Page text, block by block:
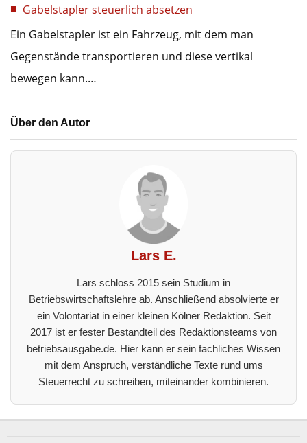
Gabelstapler steuerlich absetzen
Ein Gabelstapler ist ein Fahrzeug, mit dem man
Gegenstände transportieren und diese vertikal
bewegen kann.…
Über den Autor
Lars E.
Lars schloss 2015 sein Studium in
Betriebswirtschaftslehre ab. Anschließend absolvierte er
ein Volontariat in einer kleinen Kölner Redaktion. Seit
2017 ist er fester Bestandteil des Redaktionsteams von
betriebsausgabe.de. Hier kann er sein fachliches Wissen
mit dem Anspruch, verständliche Texte rund ums
Steuerrecht zu schreiben, miteinander kombinieren.